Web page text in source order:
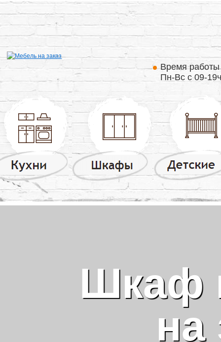
Шкаф
на
Время
Пн-Вс с 09-19ч